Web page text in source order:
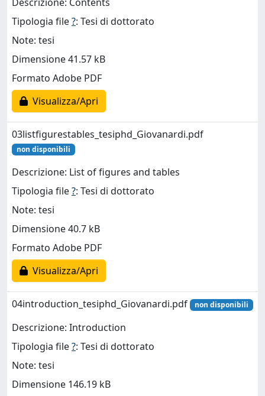
Tipologia file?: Tesi di dottorato
Note: tesi
Dimensione 41.57 kB
Formato Adobe PDF
Visualizza/Apri
03listfigurestables_tesiphd_Giovanardi.pdf
non disponibili
Descrizione: List of figures and tables
Tipologia file?: Tesi di dottorato
Note: tesi
Dimensione 40.7 kB
Formato Adobe PDF
Visualizza/Apri
04introduction_tesiphd_Giovanardi.pdf non disponibili
Descrizione: Introduction
Tipologia file?: Tesi di dottorato
Note: tesi
Dimensione 146.19 kB